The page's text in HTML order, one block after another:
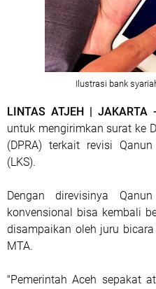
Ilustrasi bank
LINTAS ATJEH | JAKARTA -
untuk mengirimkan surat ke
(DPRA) terkait revisi
(LKS).
Dengan direvisinya
konvensional bisa kembali
disampaikan oleh juru
MTA.
"Pemerintah Aceh sepakat